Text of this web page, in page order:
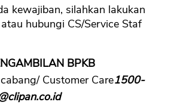
kewajiban, silahkan lakukan
hubungi CS/Service Staf
BPKB
Customer Care1500-